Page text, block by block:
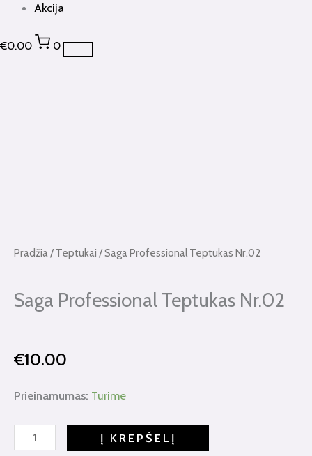
Akcija
€0.00 0
Pradžia/ Teptukai / Saga Professional Teptukas Nr.02
Saga Professional Teptukas Nr.02
€10.00
Prieinamumas: Turime
produkto
Saga
Professional
Į KREPŠELĮ